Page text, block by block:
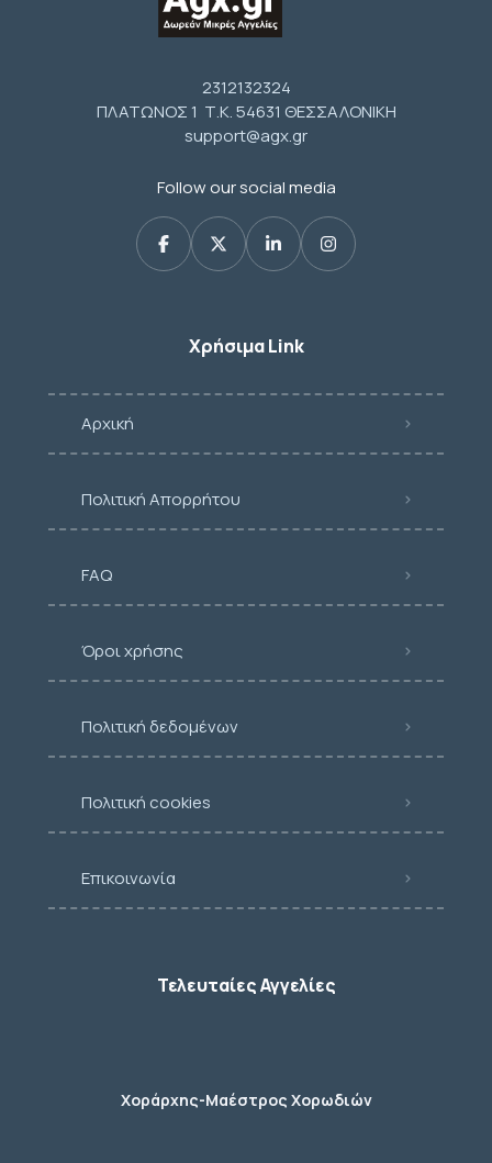
2312132324
ΠΛΑΤΩΝΟΣ 1 Τ.Κ. 54631 ΘΕΣΣΑΛΟΝΙΚΗ
support@agx.gr
Follow our social media
Χρήσιμα Link
Αρχική
Πολιτική Απορρήτου
FAQ
Όροι χρήσης
Πολιτική δεδομένων
Πολιτική cookies
Επικοινωνία
Τελευταίες Αγγελίες
Χοράρχης-Μαέστρος Χορωδιών